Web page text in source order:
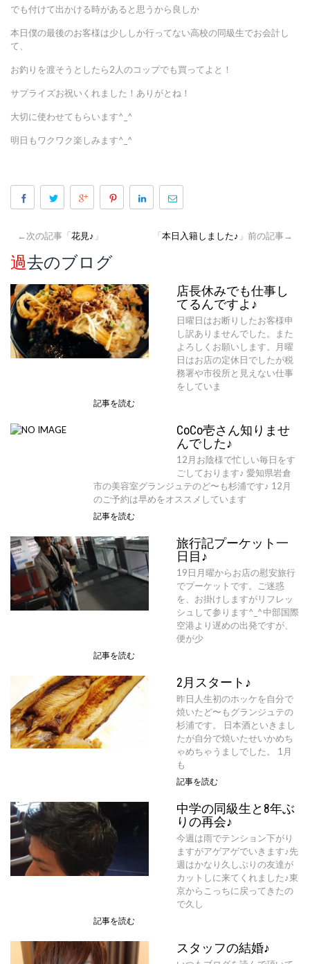
でも付けて出かける時があると思うから良しか
本日僕の最後のお客様は少ししか行ってない高校の同級生でお会計し
て、
お釣りを渡そうとしたら2人のコップでも買ってよと！
サプライズお祝いくれました！ありがとね！
大切に使わせてもらいます^_^
明日もワクワク楽しみます^_^
「本日入籍しました♪ 」前の記事→
←次の記事「花見♪ 」
過去のブログ
店長休みでも仕事し
てるんですよ♪
日曜日はお断りしたお客様申
し訳ありませんでした。また
よろしくお願いします。月曜
日はお店の定休日でしたが税
務署や市役所と見えない仕事
をしていま
記事を読む
CoCo壱さん知りませ
んでした♪
12月お陰様で忙しい毎日をす
ごしております♪ 愛知県岩倉
市の美容室グランジュテのど〜も杉浦です♪ 12月
のご予約は早めをオススメしています
記事を読む
旅行記プーケット一
日目♪
19日月曜からお店の慰安旅行
でプーケットです。ご迷惑
を、お掛けしますがリフレッ
シュして参ります^_^中部国際
空港より遅めの出発ですが、
便が少
記事を読む
2月スタート♪
昨日人生初のホッケを自分で
焼いたど〜もグランジュテの
杉浦です。 日本酒といきまし
たが自分で焼いたせいかめち
ゃめちゃうましでした。 1月
も
記事を読む
中学の同級生と8年ぶ
りの再会♪
今週は雨でテンション下がり
ますがアゲアゲでいきます♪先
週はかなり久しぶりの友達が
カットしに来てくれました♪東
京からこっちに戻ってきたの
で久し
記事を読む
スタッフの結婚♪